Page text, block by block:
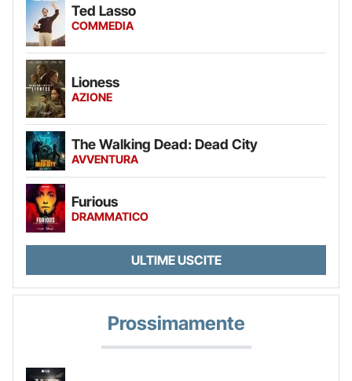
Ted Lasso
COMMEDIA
Lioness
AZIONE
The Walking Dead: Dead City
AVVENTURA
Furious
DRAMMATICO
ULTIME USCITE
Prossimamente